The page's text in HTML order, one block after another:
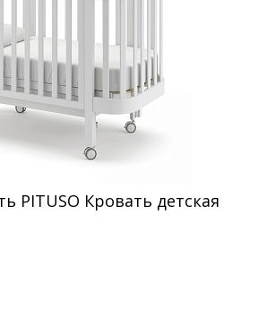
PITUSO Кровать детская